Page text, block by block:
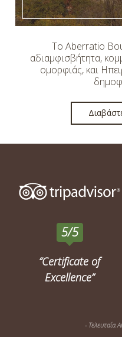
Το Aberratio
αδιαμφισβήτητα,
ομορφιάς, και
5/5
“Certificate of
Excellence”
- Τελευταία